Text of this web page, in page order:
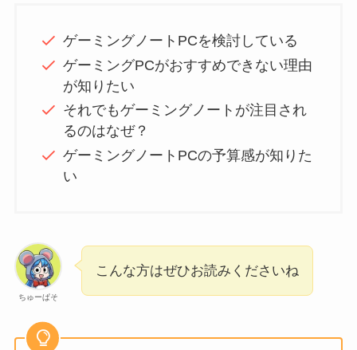
ゲーミングノートPCを検討している
ゲーミングPCがおすすめできない理由
が知りたい
それでもゲーミングノートが注目され
るのはなぜ？
ゲーミングノートPCの予算感が知りた
い
ちゅーぱそ
こんな方はぜひお読みくださいね